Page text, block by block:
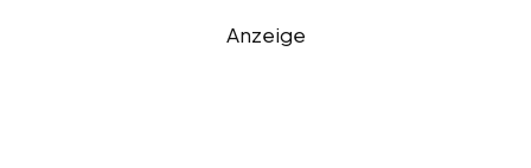
Anzeige